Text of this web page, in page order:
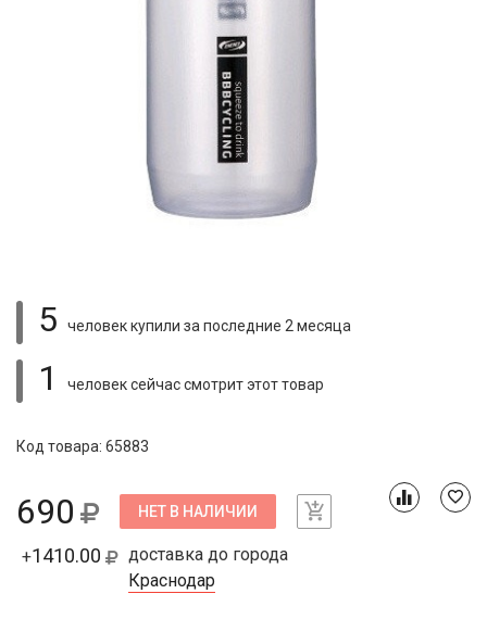
5 человек купили за последние 2 месяца
1 человек сейчас смотритэтот товар
Код товара: 65883
690 НЕТ В НАЛИЧИИ
+1410.00
доставка до города
Краснодар